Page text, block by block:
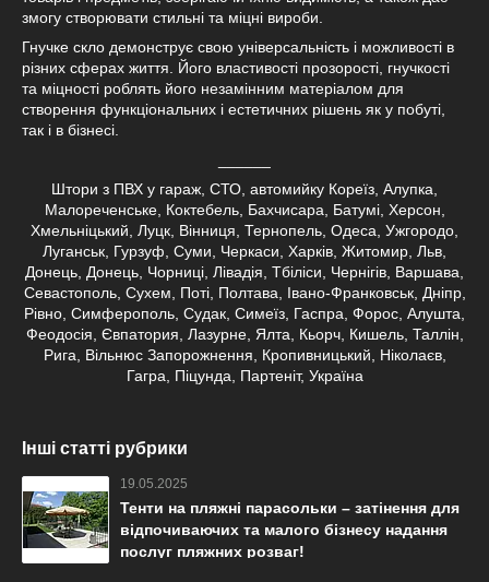
змогу створювати стильні та міцні вироби.
Гнучке скло демонструє свою універсальність і можливості в
різних сферах життя. Його властивості прозорості, гнучкості
та міцності роблять його незамінним матеріалом для
створення функціональних і естетичних рішень як у побуті,
так і в бізнесі.
Штори з ПВХ у гараж, СТО, автомийку Кореїз, Алупка,
Малореченське, Коктебель, Бахчисара, Батумі, Херсон,
Хмельніцький, Луцк, Вінниця, Тернопель, Одеса, Ужгородо,
Луганськ, Гурзуф, Суми, Черкаси, Харків, Житомир, Льв,
Донець, Донець, Чорниці, Лівадія, Тбіліси, Чернігів, Варшава,
Севастополь, Сухем, Поті, Полтава, Івано-Франковськ, Дніпр,
Рівно, Симферополь, Судак, Симеїз, Гаспра, Форос, Алушта,
Феодосія, Євпатория, Лазурне, Ялта, Кьорч, Кишель, Таллін,
Рига, Вільнюс Запорожнення, Кропивницький, Ніколаєв,
Гагра, Піцунда, Партеніт, Україна
Інші статті рубрики
19.05.2025
Тенти на пляжні парасольки – затінення для
відпочиваючих та малого бізнесу надання
послуг пляжних розваг!